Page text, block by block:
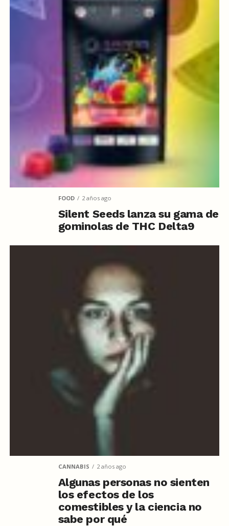
FOOD 2 años ago
Silent Seeds lanza su gama de
gominolas de THC Delta9
CANNABIS 2 años ago
Algunas personas no sienten
los efectos de los
comestibles y la ciencia no
sabe por qué